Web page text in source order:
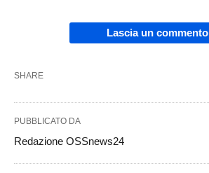
Lascia un commento
SHARE
PUBBLICATO DA
Redazione OSSnews24